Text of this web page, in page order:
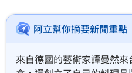
阿立幫你摘要新聞重點
來自德國的藝術家譚曼然